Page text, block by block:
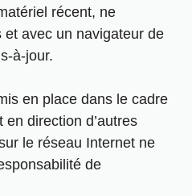
récent, ne
avec un navigateur de
à-jour.
en place dans le cadre
direction d’autres
le réseau Internet ne
de